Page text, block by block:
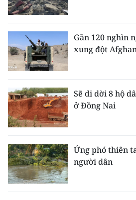
CHƯƠNG TRÌNH OCOP - MỖI XÃ
MỘT SẢN PHẨM
RADIO
MEDIA CENTER
E-Magazine
Video
Media Chính trị
Media Kinh tế
Gần 120 nghìn
xung đột
Sẽ di dời 8 hộ
ở Đồng Nai
Ứng phó thiên
người dân